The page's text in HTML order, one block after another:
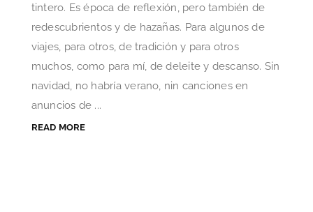
tintero. Es época de reflexión, pero también de
redescubrientos y de hazañas. Para algunos de
viajes, para otros, de tradición y para otros
muchos, como para mí, de deleite y descanso. Sin
navidad, no habría verano, nin canciones en
anuncios de ...
READ MORE